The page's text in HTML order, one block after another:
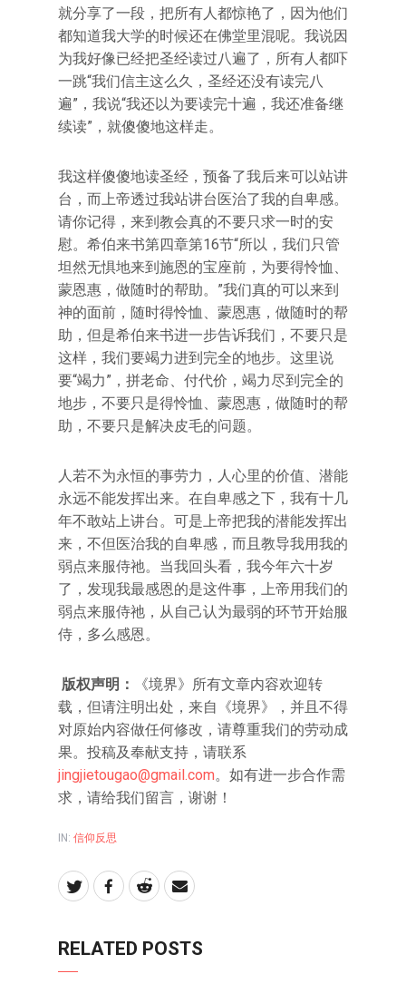
就分享了一段，把所有人都惊艳了，因为他们
都知道我大学的时候还在佛堂里混呢。我说因
为我好像已经把圣经读过八遍了，所有人都吓
一跳“我们信主这么久，圣经还没有读完八
遍”，我说“我还以为要读完十遍，我还准备继
续读”，就傻傻地这样走。
我这样傻傻地读圣经，预备了我后来可以站讲
台，而上帝透过我站讲台医治了我的自卑感。
请你记得，来到教会真的不要只求一时的安
慰。希伯来书第四章第16节“所以，我们只管
坦然无惧地来到施恩的宝座前，为要得怜恤、
蒙恩惠，做随时的帮助。”我们真的可以来到
神的面前，随时得怜恤、蒙恩惠，做随时的帮
助，但是希伯来书进一步告诉我们，不要只是
这样，我们要竭力进到完全的地步。这里说
要“竭力”，拼老命、付代价，竭力尽到完全的
地步，不要只是得怜恤、蒙恩惠，做随时的帮
助，不要只是解决皮毛的问题。
人若不为永恒的事劳力，人心里的价值、潜能
永远不能发挥出来。在自卑感之下，我有十几
年不敢站上讲台。可是上帝把我的潜能发挥出
来，不但医治我的自卑感，而且教导我用我的
弱点来服侍祂。当我回头看，我今年六十岁
了，发现我最感恩的是这件事，上帝用我们的
弱点来服侍祂，从自己认为最弱的环节开始服
侍，多么感恩。
版权声明：
《境界》所有文章内容欢迎转
载，但请注明出处，来自《境界》，并且不得
对原始内容做任何修改，请尊重我们的劳动成
果。投稿及奉献支持，请联系
jingjietougao@gmail.com。如有进一步合作需
求，请给我们留言，谢谢！
IN: 信仰反思
RELATED POSTS